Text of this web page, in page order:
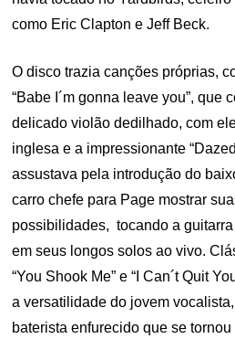
como Eric Clapton e Jeff Beck.
O disco trazia canções próprias,
“Babe I´m gonna leave you”, que
delicado violão dedilhado, com
inglesa e a impressionante
assustava pela introdução do
carro chefe para Page mostrar
possibilidades, tocando a
em seus longos solos ao vivo.
“You Shook Me” e “I Can´t Quit
a versatilidade do jovem
baterista enfurecido que se